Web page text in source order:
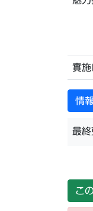
實施
情
最
こ